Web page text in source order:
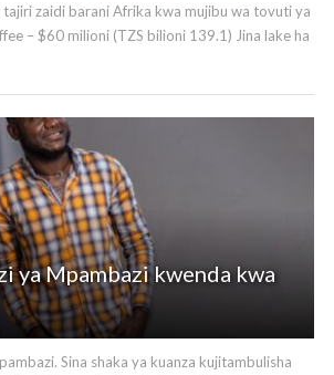
zaidi barani Afrika kwa mujibu wa tovuti ya
– $60 milioni (TZS bilioni 139.1) Jina lake ha
ya Mpambazi kwenda kwa
Sina shaka ya kuanza kujitambulisha